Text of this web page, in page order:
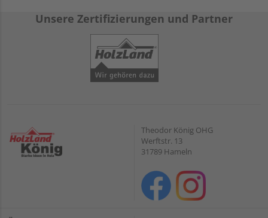
Unsere Zertifizierungen und Partner
Theodor König OHG
Werftstr. 13
31789 Hameln